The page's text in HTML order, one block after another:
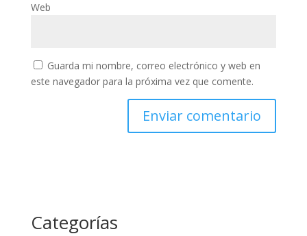
Web
Guarda mi nombre, correo electrónico y web en
este navegador para la próxima vez que comente.
Categorías